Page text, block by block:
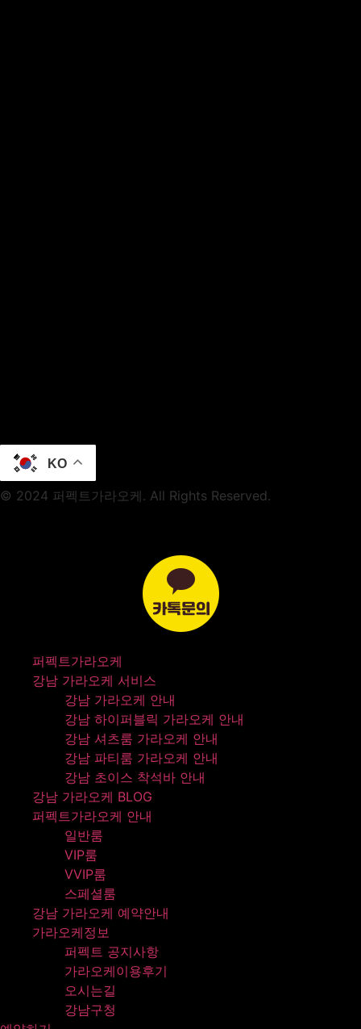
KO
© 2024 퍼펙트가라오케. All Rights Reserved.
퍼펙트가라오케
강남 가라오케 서비스
강남 가라오케 안내
강남 하이퍼블릭 가라오케 안내
강남 셔츠룸 가라오케 안내
강남 파티룸 가라오케 안내
강남 초이스 착석바 안내
강남 가라오케 BLOG
퍼펙트가라오케 안내
일반룸
VIP룸
VVIP룸
스페셜룸
강남 가라오케 예약안내
가라오케정보
퍼펙트 공지사항
가라오케이용후기
오시는길
강남구청